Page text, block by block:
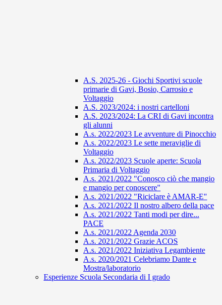
A.S. 2025-26 - Giochi Sportivi scuole
primarie di Gavi, Bosio, Carrosio e
Voltaggio
A.S. 2023/2024: i nostri cartelloni
A.S. 2023/2024: La CRI di Gavi incontra
gli alunni
A.s. 2022/2023 Le avventure di Pinocchio
A.s. 2022/2023 Le sette meraviglie di
Voltaggio
A.s. 2022/2023 Scuole aperte: Scuola
Primaria di Voltaggio
A.s. 2021/2022 "Conosco ciò che mangio
e mangio per conoscere"
A.s. 2021/2022 "Riciclare è AMAR-E"
A.s. 2021/2022 Il nostro albero della pace
A.s. 2021/2022 Tanti modi per dire...
PACE
A.s. 2021/2022 Agenda 2030
A.s. 2021/2022 Grazie ACOS
A.s. 2021/2022 Iniziativa Legambiente
A.s. 2020/2021 Celebriamo Dante e
Mostra/laboratorio
Esperienze Scuola Secondaria di I grado